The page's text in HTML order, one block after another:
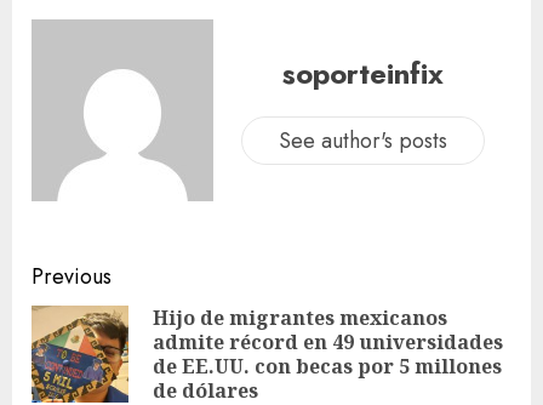
soporteinfix
See author's posts
Previous
Hijo de migrantes mexicanos
admite récord en 49 universidades
de EE.UU. con becas por 5 millones
de dólares